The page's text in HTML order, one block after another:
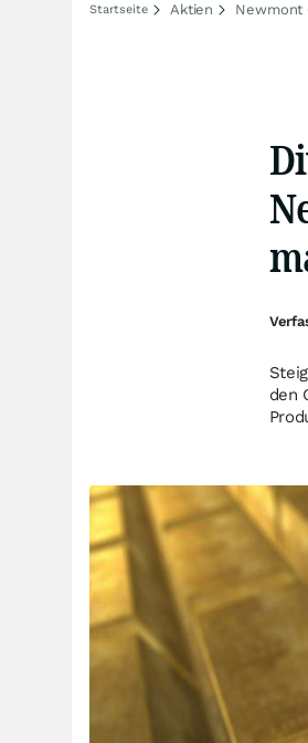
Startseite Aktien Newmont
den